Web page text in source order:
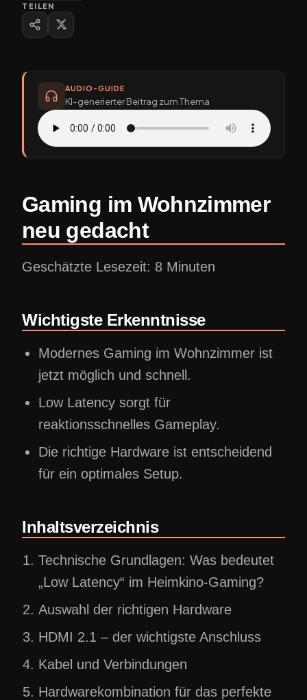
TEILEN
AUDIO-GUIDE
KI-generierter Beitrag zum Thema
Gaming im Wohnzimmer
neu gedacht
Geschätzte Lesezeit: 8 Minuten
Wichtigste Erkenntnisse
Modernes Gaming im Wohnzimmer ist
jetzt möglich und schnell.
Low Latency sorgt für
reaktionsschnelles Gameplay.
Die richtige Hardware ist entscheidend
für ein optimales Setup.
Inhaltsverzeichnis
Technische Grundlagen: Was bedeutet
„Low Latency“ im Heimkino-Gaming?
Auswahl der richtigen Hardware
HDMI 2.1 – der wichtigste Anschluss
Kabel und Verbindungen
Hardwarekombination für das perfekte